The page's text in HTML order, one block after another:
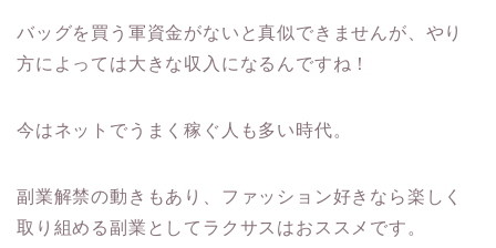
バッグを買う軍資金がないと真似できませんが、やり
方によっては大きな収入になるんですね！
今はネットでうまく稼ぐ人も多い時代。
副業解禁の動きもあり、ファッション好きなら楽しく
取り組める副業としてラクサスはおススメです。